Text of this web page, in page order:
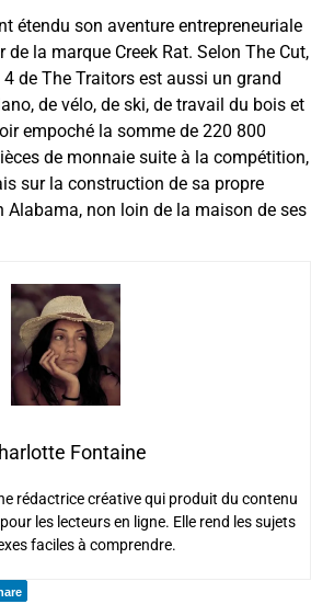
étendu son aventure entrepreneuriale
la marque Creek Rat. Selon The Cut,
de The Traitors est aussi un grand
de vélo, de ski, de travail du bois et
empoché la somme de 220 800
de monnaie suite à la compétition,
sur la construction de sa propre
Alabama, non loin de la maison de ses
Fontaine
rédactrice créative qui produit du contenu
les lecteurs en ligne. Elle rend les sujets
faciles à comprendre.